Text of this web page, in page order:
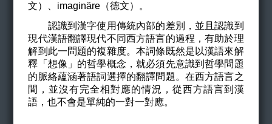
文）、 imaginäre （德文）。
認識到漢字使用傳統內部的差別，並且認識到
現代漢語翻譯現代不同西方語言的過程，有助於理
解到此一問題的複雜度。本詞條既然是以漢語來解
釋「想像」的哲學概念，就必須先意識到哲學問題
的脈絡蘊涵著語詞選擇的翻譯問題。在西方語言之
間，並沒有完全相對應的情況，從西方語言到漢
語，也不會是單純的一對一對應。